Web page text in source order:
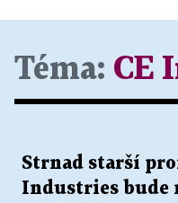
Téma: CE
Strnad starší
Industries bude